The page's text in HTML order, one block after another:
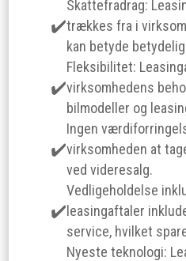
Skattefradrag:
trækkes fra i
kan betyde
Fleksibilitet:
virksomhedens
bilmodeller og
Ingen
virksomheden at
ved videresalg.
Vedligeholdelse
leasingaftaler
service, hvilket
Nyeste teknologi: